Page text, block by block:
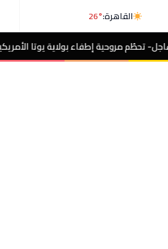
القاهرة:26°
بولاية يوتا الأمريكية مصر الآن